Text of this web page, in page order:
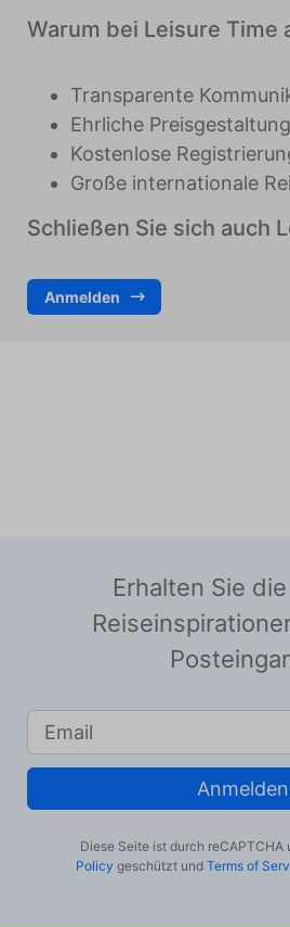
Warum bei Leisure Time
Transparente
Ehrliche Preisgestaltung
Kostenlose
Große internationale
Schließen Sie sich auch
Anmelden
es, Anzeigen anzuzeigen,
Werbetreibende wertvoller.
Erhalten Sie
Anmelden
Diese Seite ist durch reCAPTCHA
Policy geschützt und Terms of